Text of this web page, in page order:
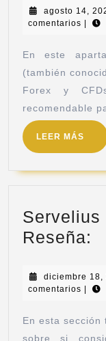
agosto 14,
comentarios
En este
(también
Forex y
recomendable
LEER MÁS
Servelius
Reseña:
diciembre 18,
comentarios
En esta sección
sobre si